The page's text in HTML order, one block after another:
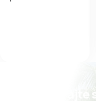
Planirajte